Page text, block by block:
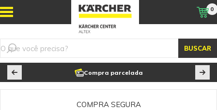
Compra parcelada
BUSCAR
0
COMPRA SEGURA